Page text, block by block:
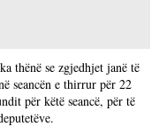
thënë se zgjedhjet janë të
seancën e thirrur për 22
për këtë seancë, për të